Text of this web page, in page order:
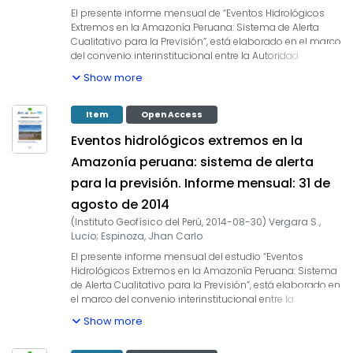
correspondiente al mes de junio 2014, se presentan los
resultados del análisis de las condiciones actuales
hasta el último día del mes y la previsión de las
variables hidroclimáticas para los próximos 03 meses.
El presente informe mensual de “Eventos Hidrológicos
Extremos en la Amazonía Peruana: Sistema de Alerta
Cualitativo para la Previsión”, está elaborado en el marco
del convenio interinstitucional entre la Autoridad
objetivo es la elaboración e implementación del estudio
estacional que permita prever los impactos de los
eventos hidrológicos extremos en la sociedad de la
Amazonía peruana. Durante los últimos años, estudios
científicos han evidenciado la influencia de la
temperatura superficial del mar anómalos de algunas
regiones oceánicas circundantes en la ocurrencia de
eventos hidrológicos extremos en la Amazonía peruana,
como es descrito en Espinoza et al. (2009, 2011, 2012 y
2013) y Yoon & Zeng (2010), así como en Lavado et al.
(2012), entre otros. En este informe mensual
correspondiente al mes de julio 2014, se presentan los
resultados del análisis de las condiciones actuales
hasta el último día del mes y la previsión de las
variables hidroclimáticas para los próximos 03 meses.
Show more
Item Open Access
Eventos hidrológicos extremos en la
Amazonía peruana: sistema de alerta
para la previsión. Informe mensual: 31 de
agosto de 2014
(Instituto Geofísico del Perú, 2014-08-30) Vergara S.,
Lucio; Espinoza, Jhan Carlo
El presente informe mensual del estudio “Eventos
Hidrológicos Extremos en la Amazonía Peruana: Sistema
de Alerta Cualitativo para la Previsión”, está elaborado en
el marco del convenio interinstitucional entre la
Perú, cuyo objetivo es la elaboración e implementación
Show more